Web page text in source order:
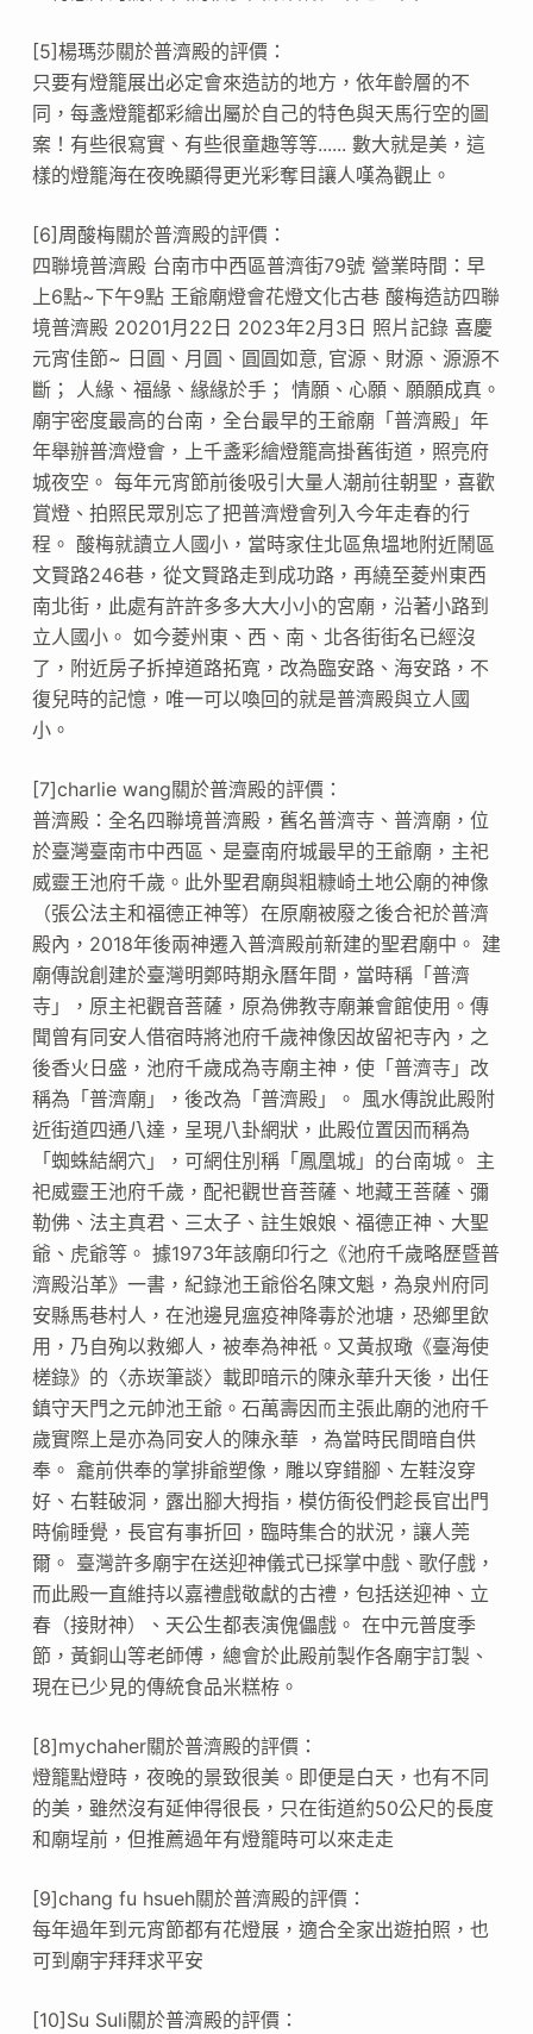
[5]楊瑪莎關於普濟殿的評價：
只要有燈籠展出必定會來造訪的地方，依年齡層的不
同，每盞燈籠都彩繪出屬於自己的特色與天馬行空的圖
案！有些很寫實、有些很童趣等等...... 數大就是美，這
樣的燈籠海在夜晚顯得更光彩奪目讓人嘆為觀止。
[6]周酸梅關於普濟殿的評價：
四聯境普濟殿 台南市中西區普濟街79號 營業時間：早
上6點~下午9點 王爺廟燈會花燈文化古巷 酸梅造訪四聯
境普濟殿 20201月22日 2023年2月3日 照片記錄 喜慶
元宵佳節~ 日圓、月圓、圓圓如意, 官源、財源、源源不
斷； 人緣、福緣、緣緣於手； 情願、心願、願願成真。
廟宇密度最高的台南，全台最早的王爺廟「普濟殿」年
年舉辦普濟燈會，上千盞彩繪燈籠高掛舊街道，照亮府
城夜空。 每年元宵節前後吸引大量人潮前往朝聖，喜歡
賞燈、拍照民眾別忘了把普濟燈會列入今年走春的行
程。 酸梅就讀立人國小，當時家住北區魚塭地附近鬧區
文賢路246巷，從文賢路走到成功路，再繞至菱州東西
南北街，此處有許許多多大大小小的宮廟，沿著小路到
立人國小。 如今菱州東、西、南、北各街街名已經沒
了，附近房子拆掉道路拓寬，改為臨安路、海安路，不
復兒時的記憶，唯一可以喚回的就是普濟殿與立人國
小。
[7]charlie wang關於普濟殿的評價：
普濟殿：全名四聯境普濟殿，舊名普濟寺、普濟廟，位
於臺灣臺南市中西區、是臺南府城最早的王爺廟，主祀
威靈王池府千歲。此外聖君廟與粗糠崎土地公廟的神像
（張公法主和福德正神等）在原廟被廢之後合祀於普濟
殿內，2018年後兩神遷入普濟殿前新建的聖君廟中。 建
廟傳說創建於臺灣明鄭時期永曆年間，當時稱「普濟
寺」，原主祀觀音菩薩，原為佛教寺廟兼會館使用。傳
聞曾有同安人借宿時將池府千歲神像因故留祀寺內，之
後香火日盛，池府千歲成為寺廟主神，使「普濟寺」改
稱為「普濟廟」，後改為「普濟殿」。 風水傳說此殿附
近街道四通八達，呈現八卦網狀，此殿位置因而稱為
「蜘蛛結網穴」，可網住別稱「鳳凰城」的台南城。 主
祀威靈王池府千歲，配祀觀世音菩薩、地藏王菩薩、彌
勒佛、法主真君、三太子、註生娘娘、福德正神、大聖
爺、虎爺等。 據1973年該廟印行之《池府千歲略歷暨普
濟殿沿革》一書，紀錄池王爺俗名陳文魁，為泉州府同
安縣馬巷村人，在池邊見瘟疫神降毒於池塘，恐鄉里飲
用，乃自殉以救鄉人，被奉為神祇。又黃叔璥《臺海使
槎錄》的〈赤崁筆談〉載即暗示的陳永華升天後，出任
鎮守天門之元帥池王爺。石萬壽因而主張此廟的池府千
歲實際上是亦為同安人的陳永華 ，為當時民間暗自供
奉。 龕前供奉的掌排爺塑像，雕以穿錯腳、左鞋沒穿
好、右鞋破洞，露出腳大拇指，模仿衙役們趁長官出門
時偷睡覺，長官有事折回，臨時集合的狀況，讓人莞
爾。 臺灣許多廟宇在送迎神儀式已採掌中戲、歌仔戲，
而此殿一直維持以嘉禮戲敬獻的古禮，包括送迎神、立
春（接財神）、天公生都表演傀儡戲。 在中元普度季
節，黃銅山等老師傅，總會於此殿前製作各廟宇訂製、
現在已少見的傳統食品米糕栫。
[8]mychaher關於普濟殿的評價：
燈籠點燈時，夜晚的景致很美。即便是白天，也有不同
的美，雖然沒有延伸得很長，只在街道約50公尺的長度
和廟埕前，但推薦過年有燈籠時可以來走走
[9]chang fu hsueh關於普濟殿的評價：
每年過年到元宵節都有花燈展，適合全家出遊拍照，也
可到廟宇拜拜求平安
[10]Su Suli關於普濟殿的評價：